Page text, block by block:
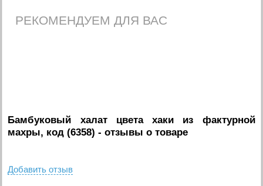
РЕКОМЕНДУЕМ ДЛЯ ВАС
Бамбуковый халат цвета хаки из фактурной
махры, код (6358) - отзывы о товаре
Добавить отзыв